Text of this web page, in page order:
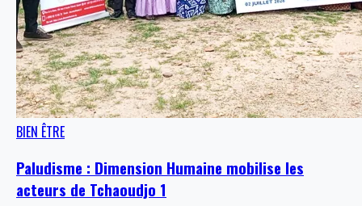
BIEN ÊTRE
Paludisme : Dimension Humaine mobilise les
acteurs de Tchaoudjo 1